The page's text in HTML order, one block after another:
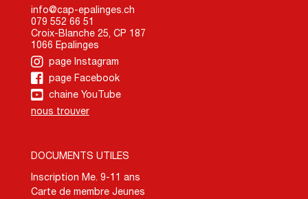
info@cap-epalinges.ch
079 552 66 51
Croix-Blanche 25, CP 187
1066 Epalinges
page Instagram
page Facebook
chaine YouTube
nous trouver
DOCUMENTS UTILES
Inscription Me. 9-11 ans
Carte de membre Jeunes